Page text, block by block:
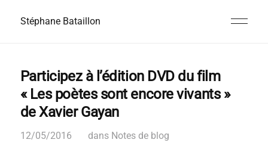
Stéphane Bataillon
Participez à l’édition DVD du film
« Les poètes sont encore vivants »
de Xavier Gayan
12/05/2016 dans Notes de blog